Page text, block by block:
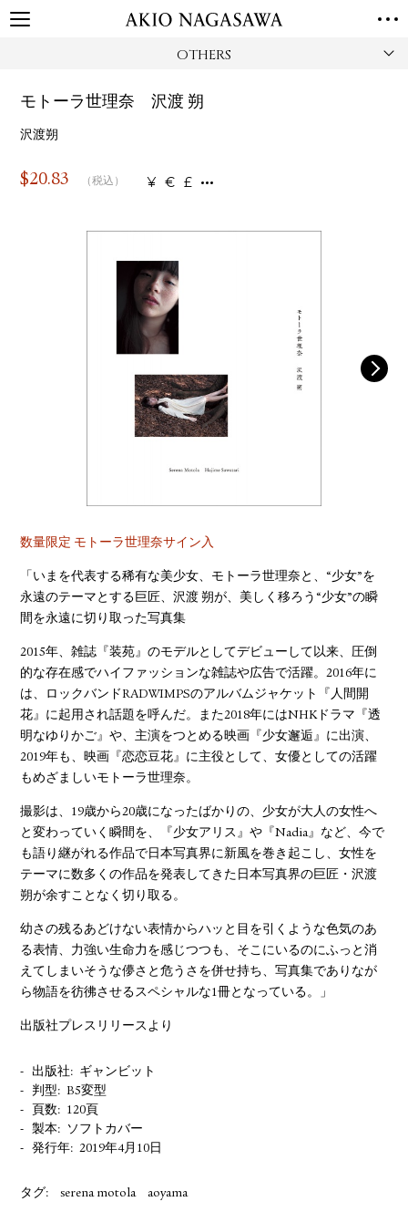
OTHERS
モトーラ世理奈 沢渡 朔
沢渡朔
$20.83 （税込） ¥ € £
数量限定 モトーラ世理奈サイン入
「いまを代表する稀有な美少女、モトーラ世理奈と、“少女”を
永遠のテーマとする巨匠、沢渡 朔が、美しく移ろう“少女”の瞬
間を永遠に切り取った写真集
2015年、雑誌『装苑』のモデルとしてデビューして以来、圧倒
的な存在感でハイファッションな雑誌や広告で活躍。2016年に
は、ロックバンドRADWIMPSのアルバムジャケット『人間開
花』に起用され話題を呼んだ。また2018年にはNHKドラマ『透
明なゆりかご』や、主演をつとめる映画『少女邂逅』に出演、
2019年も、映画『恋恋豆花』に主役として、女優としての活躍
もめざましいモトーラ世理奈。
撮影は、19歳から20歳になったばかりの、少女が大人の女性へ
と変わっていく瞬間を、『少女アリス』や『Nadia』など、今で
も語り継がれる作品で日本写真界に新風を巻き起こし、女性を
テーマに数多くの作品を発表してきた日本写真界の巨匠・沢渡
朔が余すことなく切り取る。
幼さの残るあどけない表情からハッと目を引くような色気のあ
る表情、力強い生命力を感じつつも、そこにいるのにふっと消
えてしまいそうな儚さと危うさを併せ持ち、写真集でありなが
ら物語を彷彿させるスペシャルな1冊となっている。」
出版社プレスリリースより
出版社
ギャンビット
判型
B5変型
頁数
120頁
製本
ソフトカバー
発行年
2019年4月10日
タグ: serena motola aoyama
GINZA AOYAMA
TORANOMON
LOCATIONS
PRIVACY POLICY
INSTAGRAM
PUBLISHING
TWITTER
FACEBOOK
YOUTUBE